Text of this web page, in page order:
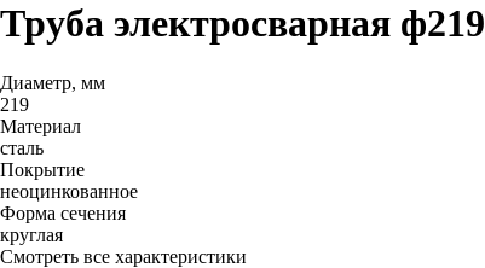
Труба электросварная ф219
Диаметр, мм
219
Материал
сталь
Покрытие
неоцинкованное
Форма сечения
круглая
Смотреть все характеристики